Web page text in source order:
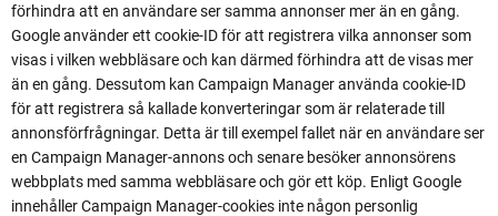
förhindra att en användare ser samma annonser mer än en gång.
Google använder ett cookie-ID för att registrera vilka annonser som
visas i vilken webbläsare och kan därmed förhindra att de visas mer
än en gång. Dessutom kan Campaign Manager använda cookie-ID
för att registrera så kallade konverteringar som är relaterade till
annonsförfrågningar. Detta är till exempel fallet när en användare ser
en Campaign Manager-annons och senare besöker annonsörens
webbplats med samma webbläsare och gör ett köp. Enligt Google
innehåller Campaign Manager-cookies inte någon personlig